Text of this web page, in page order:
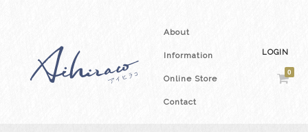
About
Information
Online Store
Contact
LOGIN
0